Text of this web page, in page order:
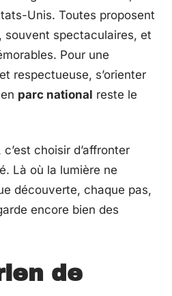
Unis. Toutes proposent
souvent spectaculaires, et
Pour une
respectueuse, s’orienter
parc national reste le
choisir d’affronter
Là où la lumière ne
découverte, chaque pas,
encore bien des
de